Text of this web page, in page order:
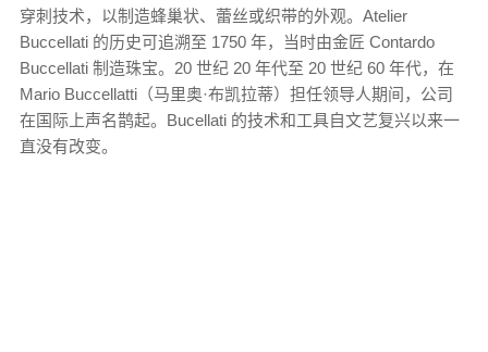
穿刺技术，以制造蜂巢状、蕾丝或织带的外观。Atelier
Buccellati 的历史可追溯至 1750 年，当时由金匠 Contardo
Buccellati 制造珠宝。20 世纪 20 年代至 20 世纪 60 年代，在
Mario Buccellatti（马里奥·布凯拉蒂）担任领导人期间，公司
在国际上声名鹊起。Bucellati 的技术和工具自文艺复兴以来一
直没有改变。